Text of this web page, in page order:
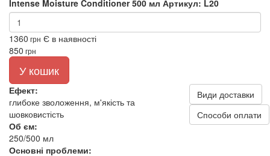
Intense Moisture Conditioner 500 мл Артикул: L20
1360 грн Є в наявності
850 грн
У кошик
Ефект:
глибоке зволоження, м'якість та
шовковистість
Об єм:
250/500 мл
Основні проблеми:
Види доставки
Способи оплати